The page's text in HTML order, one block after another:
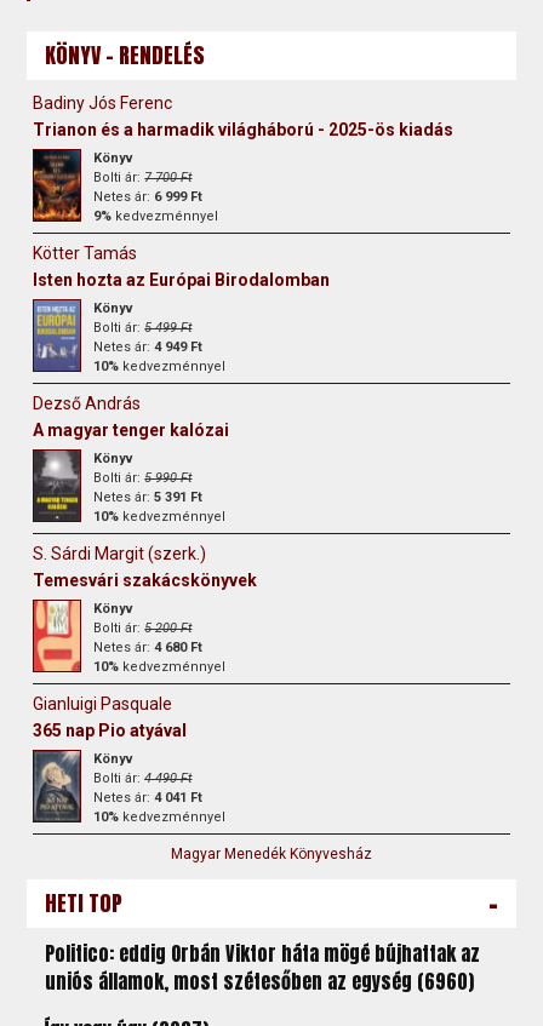
KÖNYV - RENDELÉS
Badiny Jós Ferenc
Trianon és a harmadik világháború - 2025-ös kiadás
Könyv
Bolti ár:7 700 Ft
Netes ár: 6 999 Ft
9% kedvezménnyel
Kötter Tamás
Isten hozta az Európai Birodalomban
Könyv
Bolti ár:5 499 Ft
Netes ár:4 949 Ft
10% kedvezménnyel
Dezső András
A magyar tenger kalózai
Könyv
Bolti ár:5 990 Ft
Netes ár:5 391 Ft
10% kedvezménnyel
S. Sárdi Margit (szerk.)
Temesvári szakácskönyvek
Könyv
Bolti ár:5 200 Ft
Netes ár:4 680 Ft
10% kedvezménnyel
Gianluigi Pasquale
365 nap Pio atyával
Könyv
Bolti ár:4 490 Ft
Netes ár:4 041 Ft
10% kedvezménnyel
Magyar Menedék Könyvesház
HETI TOP -
Politico: eddig Orbán Viktor háta mögé bújhattak az
uniós államok, most szétesőben az egység (6960)